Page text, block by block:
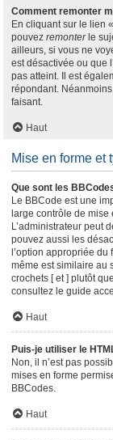
Comment remonter
En cliquant sur le lien
pouvez remonterle
ailleurs, si vous ne
est désactivée ou que
pas atteint. Il est
répondant.
faisant.
Haut
Mise en forme et
Que sont les
Le BBCode est une
large contrôle de mise
L’administrateur peut
pouvez aussi les
l’option appropriée
même est similaire au
crochets [ et ] plutôt
consultez le guide
Haut
Puis-je utiliser le
Non, il n’est pas
mises en forme
BBCodes.
Haut